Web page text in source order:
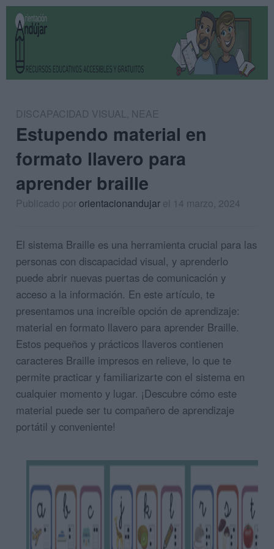
DISCAPACIDAD VISUAL, NEAE
Estupendo material en
formato llavero para
aprender braille
Publicado pororientacionandujar el 14 marzo, 2024
El sistema Braille es una herramienta crucial para las
personas con discapacidad visual, y aprenderlo
puede abrir nuevas puertas de comunicación y
acceso a la información. En este artículo, te
presentamos una increíble opción de aprendizaje:
material en formato llavero para aprender Braille.
Estos pequeños y prácticos llaveros contienen
caracteres Braille impresos en relieve, lo que te
permite practicar y familiarizarte con el sistema en
cualquier momento y lugar. ¡Descubre cómo este
material puede ser tu compañero de aprendizaje
portátil y conveniente!